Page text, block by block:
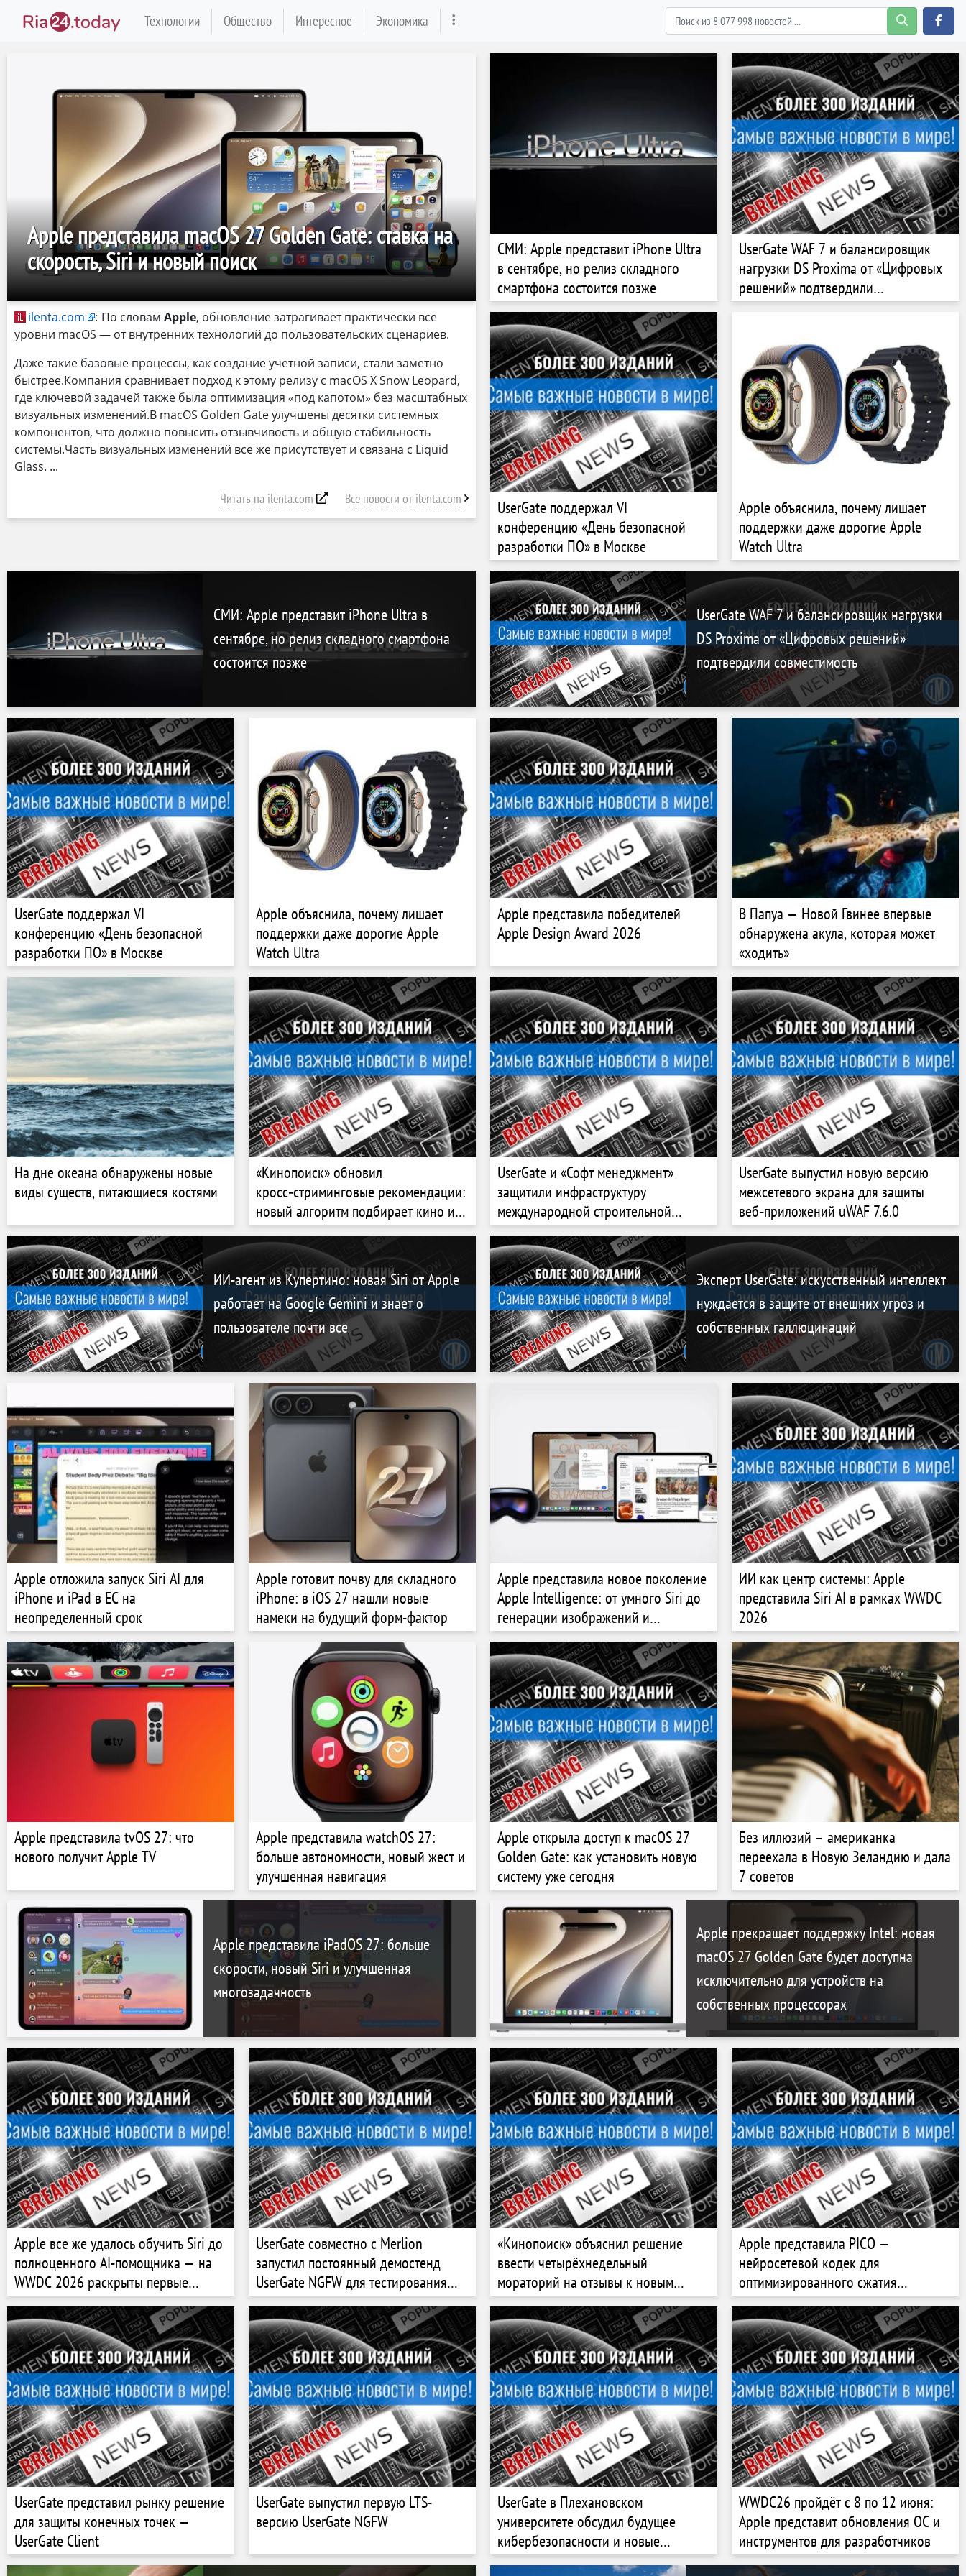
Технологии Общество Интересное Экономика
Apple представила macOS 27 Golden Gate: ставка на
скорость, Siri и новый поиск
ilenta.com : По словам Apple, обновление затрагивает практически все
уровни macOS — от внутренних технологий до пользовательских сценариев.
Даже такие базовые процессы, как создание учетной записи, стали заметно
быстрее.Компания сравнивает подход к этому релизу с macOS X Snow Leopard,
где ключевой задачей также была оптимизация «под капотом» без масштабных
визуальных изменений.В macOS Golden Gate улучшены десятки системных
компонентов, что должно повысить отзывчивость и общую стабильность
системы.Часть визуальных изменений все же присутствует и связана с Liquid
Glass.
Читать на ilenta.com Все новости от ilenta.com
СМИ: Apple представит iPhone Ultra
в сентябре, но релиз складного
смартфона состоится позже
UserGate WAF 7 и балансировщик
нагрузки DS Proxima от «Цифровых
решений» подтвердили
совместимость
UserGate поддержал VI
конференцию «День безопасной
разработки ПО» в Москве
Apple объяснила, почему лишает
поддержки даже дорогие Apple
Watch Ultra
СМИ: Apple представит iPhone Ultra в
сентябре, но релиз складного смартфона
состоится позже
UserGate WAF 7 и балансировщик нагрузки
DS Proxima от «Цифровых решений»
подтвердили совместимость
UserGate поддержал VI
конференцию «День безопасной
разработки ПО» в Москве
Apple объяснила, почему лишает
поддержки даже дорогие Apple
Watch Ultra
Apple представила победителей
Apple Design Award 2026
В Папуа — Новой Гвинее впервые
обнаружена акула, которая может
«ходить»
На дне океана обнаружены новые
виды существ, питающиеся костями
«Кинопоиск» обновил
кросс‑стриминговые рекомендации:
новый алгоритм подбирает кино из
разных онлайн‑кинотеатров
UserGate и «Софт менеджмент»
защитили инфраструктуру
международной строительной
компании «Ренконс»
UserGate выпустил новую версию
межсетевого экрана для защиты
веб‑приложений uWAF 7.6.0
ИИ-агент из Купертино: новая Siri от Apple
работает на Google Gemini и знает о
пользователе почти все
Эксперт UserGate: искусственный интеллект
нуждается в защите от внешних угроз и
собственных галлюцинаций
Apple отложила запуск Siri AI для
iPhone и iPad в ЕС на
неопределенный срок
Apple готовит почву для складного
iPhone: в iOS 27 нашли новые
намеки на будущий форм-фактор
Apple представила новое поколение
Apple Intelligence: от умного Siri до
генерации изображений и
автоматизации задач
ИИ как центр системы: Apple
представила Siri AI в рамках WWDC
2026
Apple представила tvOS 27: что
нового получит Apple TV
Apple представила watchOS 27:
больше автономности, новый жест и
улучшенная навигация
Apple открыла доступ к macOS 27
Golden Gate: как установить новую
систему уже сегодня
Без иллюзий – американка
переехала в Новую Зеландию и дала
7 советов
Apple представила iPadOS 27: больше
скорости, новый Siri и улучшенная
многозадачность
Apple прекращает поддержку Intel: новая
macOS 27 Golden Gate будет доступна
исключительно для устройств на
собственных процессорах
Apple все же удалось обучить Siri до
полноценного AI-помощника — на
WWDC 2026 раскрыты первые
подробности
UserGate совместно c Merlion
запустил постоянный демостенд
UserGate NGFW для тестирования
сценариев кибербезопасности
«Кинопоиск» объяснил решение
ввести четырёхнедельный
мораторий на отзывы к новым
фильмам защитой от ИИ
Apple представила PICO —
нейросетевой кодек для
оптимизированного сжатия
изображений
UserGate представил рынку решение
для защиты конечных точек —
UserGate Client
UserGate выпустил первую LTS-
версию UserGate NGFW
UserGate в Плехановском
университете обсудил будущее
кибербезопасности и новые
требования к ИБ‑специалистам
WWDC26 пройдёт с 8 по 12 июня:
Apple представит обновления ОС и
инструментов для разработчиков